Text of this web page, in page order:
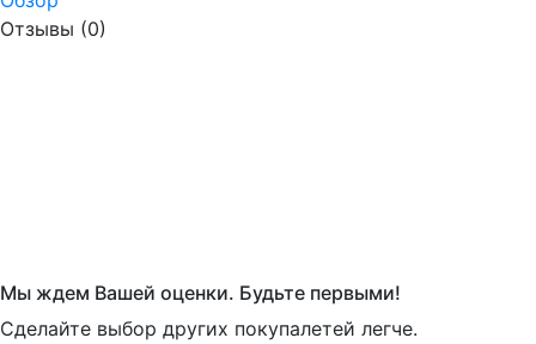
Отзывы (0)
Мы ждем Вашей оценки. Будьте первыми!
Сделайте выбор других покупалетей легче.